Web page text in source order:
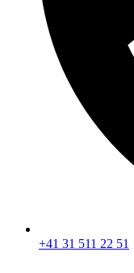
+41 31 511 22 51